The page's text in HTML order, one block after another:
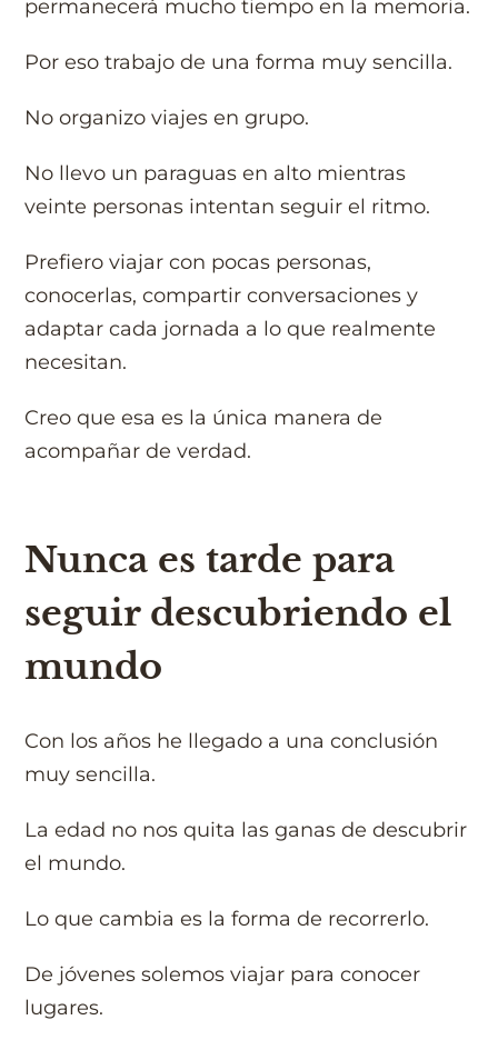
permanecerá mucho tiempo en la memoria.
Por eso trabajo de una forma muy sencilla.
No organizo viajes en grupo.
No llevo un paraguas en alto mientras
veinte personas intentan seguir el ritmo.
Prefiero viajar con pocas personas,
conocerlas, compartir conversaciones y
adaptar cada jornada a lo que realmente
necesitan.
Creo que esa es la única manera de
acompañar de verdad.
Nunca es tarde para
seguir descubriendo el
mundo
Con los años he llegado a una conclusión
muy sencilla.
La edad no nos quita las ganas de descubrir
el mundo.
Lo que cambia es la forma de recorrerlo.
De jóvenes solemos viajar para conocer
lugares.